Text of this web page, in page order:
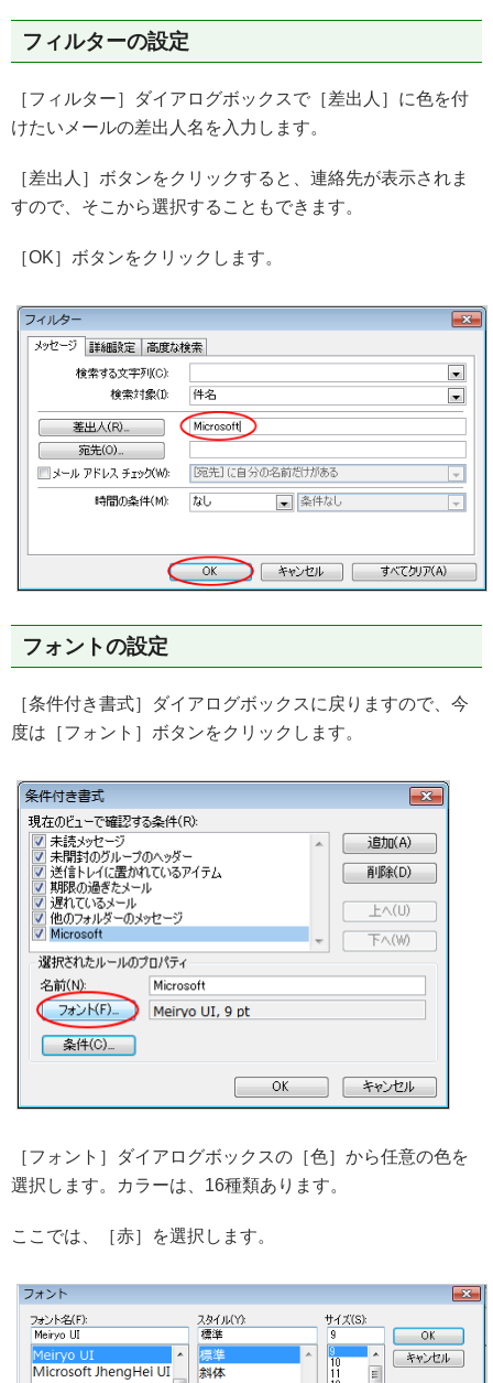
フィルターの設定
［フィルター］ダイアログボックスで［差出人］に色を付
けたいメールの差出人名を入力します。
［差出人］ボタンをクリックすると、連絡先が表示されま
すので、そこから選択することもできます。
［OK］ボタンをクリックします。
フォントの設定
［条件付き書式］ダイアログボックスに戻りますので、今
度は［フォント］ボタンをクリックします。
［フォント］ダイアログボックスの［色］から任意の色を
選択します。カラーは、16種類あります。
ここでは、［赤］を選択します。